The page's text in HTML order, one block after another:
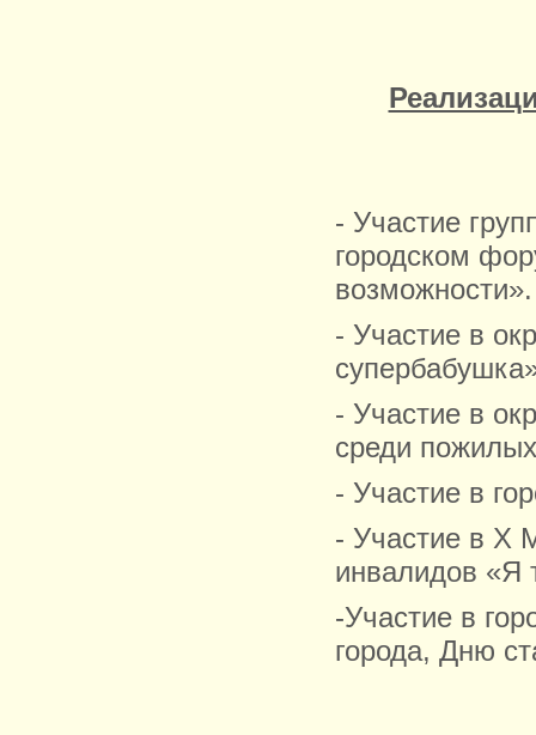
- Участие
городском
возможности».
- Участие в
- Участие в
среди
- Участие в
- Участие в Х
инвалидов «Я
-Участие в
города, Дню